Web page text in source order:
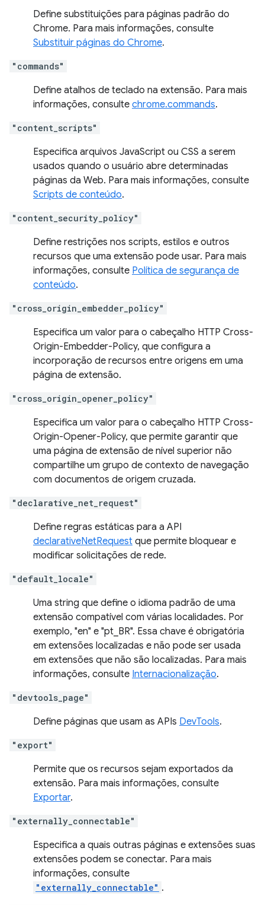
Define substituições para páginas padrão do
Chrome. Para mais informações, consulte
Substituir páginas do Chrome.
"commands"
Define atalhos de teclado na extensão. Para mais
informações, consulte chrome.commands.
"content_scripts"
Especifica arquivos JavaScript ou CSS a serem
usados quando o usuário abre determinadas
páginas da Web. Para mais informações, consulte
Scripts de conteúdo.
"content_security_policy"
Define restrições nos scripts, estilos e outros
recursos que uma extensão pode usar. Para mais
informações, consulte Política de segurança de
conteúdo.
"cross_origin_embedder_policy"
Especifica um valor para o cabeçalho HTTP Cross-
Origin-Embedder-Policy, que configura a
incorporação de recursos entre origens em uma
página de extensão.
"cross_origin_opener_policy"
Especifica um valor para o cabeçalho HTTP Cross-
Origin-Opener-Policy, que permite garantir que
uma página de extensão de nível superior não
compartilhe um grupo de contexto de navegação
com documentos de origem cruzada.
"declarative_net_request"
Define regras estáticas para a API
declarativeNetRequest que permite bloquear e
modificar solicitações de rede.
"default_locale"
Uma string que define o idioma padrão de uma
extensão compatível com várias localidades. Por
exemplo, "en" e "pt_BR". Essa chave é obrigatória
em extensões localizadas e não pode ser usada
em extensões que não são localizadas. Para mais
informações, consulte Internacionalização.
"devtools_page"
Define páginas que usam as APIs DevTools.
"export"
Permite que os recursos sejam exportados da
extensão. Para mais informações, consulte
Exportar.
"externally_connectable"
Especifica a quais outras páginas e extensões suas
extensões podem se conectar. Para mais
informações, consulte
"externally_connectable" .